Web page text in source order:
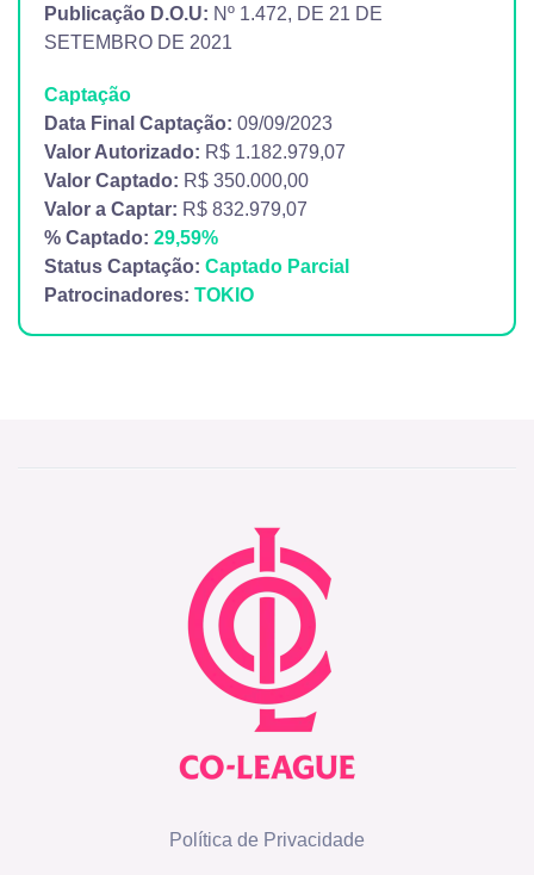
Publicação D.O.U: Nº 1.472, DE 21 DE
SETEMBRO DE 2021
Captação
Data Final Captação: 09/09/2023
Valor Autorizado: R$ 1.182.979,07
Valor Captado: R$ 350.000,00
Valor a Captar: R$ 832.979,07
% Captado: 29,59%
Status Captação: Captado Parcial
Patrocinadores: TOKIO
Política de Privacidade